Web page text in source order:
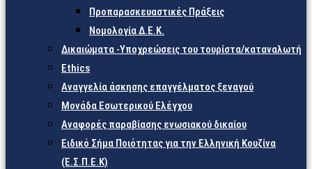
Προπαρασκευαστικές Πράξεις
Νομολογία Δ.Ε.Κ.
Δικαιώματα -Υποχρεώσεις του τουρίστα/καταναλωτή
Ethics
Αναγγελία άσκησης επαγγέλματος ξεναγού
Μονάδα Εσωτερικού Ελέγχου
Αναφορές παραβίασης ενωσιακού δικαίου
Ειδικό Σήμα Ποιότητας για την Ελληνική Κουζίνα
(Ε.Σ.Π.Ε.Κ)